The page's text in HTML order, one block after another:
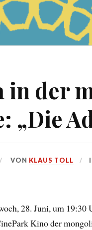
in der
„Die
VON KLAUS TOLL
28. Juni, um
Kino der